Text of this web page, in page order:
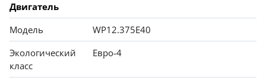
Двигатель
Модель
WP12.375E40
Экологический
класс
Евро-4